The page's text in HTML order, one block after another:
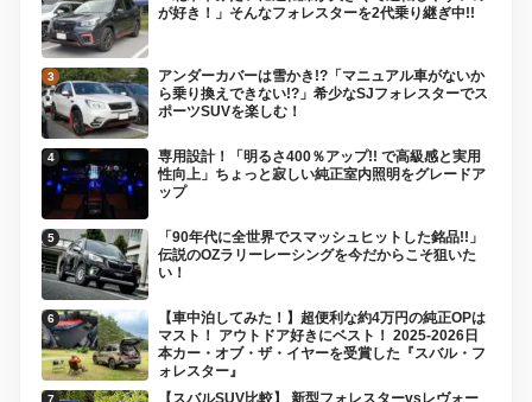
が好き！」そんなフォレスターを2代乗り継ぎ中!!
アンダーカバーは雪かき!?「マニュアル車がないか
ら乗り換えできない!?」希少なSJフォレスターでス
ポーツSUVを楽しむ！
専用設計！「明るさ400％アップ!! で高級感と実用
性向上」ちょっと寂しい純正室内照明をグレードア
ップ
「90年代に全世界でスマッシュヒットした銘品!!」
伝説のOZラリーレーシングを今だからこそ狙いた
い！
【車中泊してみた！】超便利な約4万円の純正OPは
マスト！ アウトドア好きにベスト！ 2025-2026日
本カー・オブ・ザ・イヤーを受賞した『スバル・フ
ォレスター』
【スバルSUV比較】 新型フォレスターvsレヴォー